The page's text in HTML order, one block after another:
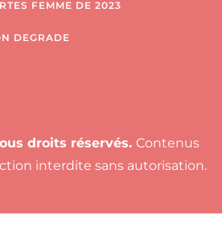
FEMME DE 2023
DEGRADE
droits réservés. Contenus
interdite sans autorisation.